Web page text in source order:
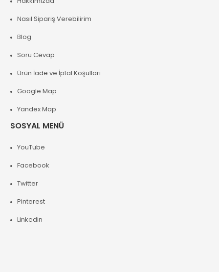
Nasıl Sipariş Verebilirim
Blog
Soru Cevap
Ürün İade ve İptal Koşulları
Google Map
Yandex Map
SOSYAL MENÜ
YouTube
Facebook
Twitter
Pinterest
Linkedin